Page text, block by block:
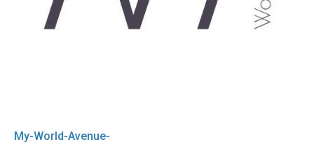
My-World-Avenue-